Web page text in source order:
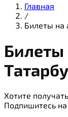
Главная
/
Билеты на
Билеты
Хотите
Подпишитесь